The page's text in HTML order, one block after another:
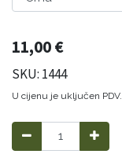
11,00€
SKU: 1444
U cijenu je uključen PDV.